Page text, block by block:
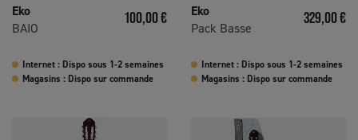
Eko
BAIO
Prix
100,00 €
Internet : Dispo sous 1-2 semaines
Magasins : Dispo sur commande
Eko
Pack Basse
Prix
329,00 €
Internet : Dispo sous 1-2 semaines
Magasins : Dispo sur commande